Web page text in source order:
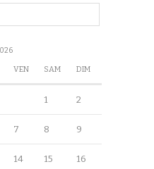
VEN SAM DIM
1 2
7 8 9
14 15 16